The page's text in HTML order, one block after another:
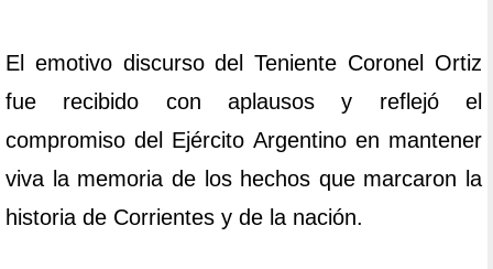
El emotivo discurso del Teniente Coronel Ortiz
fue recibido con aplausos y reflejó el
compromiso del Ejército Argentino en mantener
viva la memoria de los hechos que marcaron la
historia de Corrientes y de la nación.